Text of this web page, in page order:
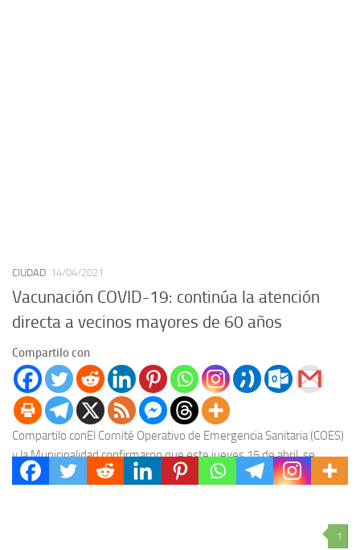
CIUDAD 14/04/2021
Vacunación COVID-19: continúa la atención
directa a vecinos mayores de 60 años
Compartilo con
Compartilo conEl Comité Operativo de Emergencia Sanitaria (COES)
y la Municipalidad confirmaron que este jueves 15 de abril, se
continuará con la verificación de datos...
1